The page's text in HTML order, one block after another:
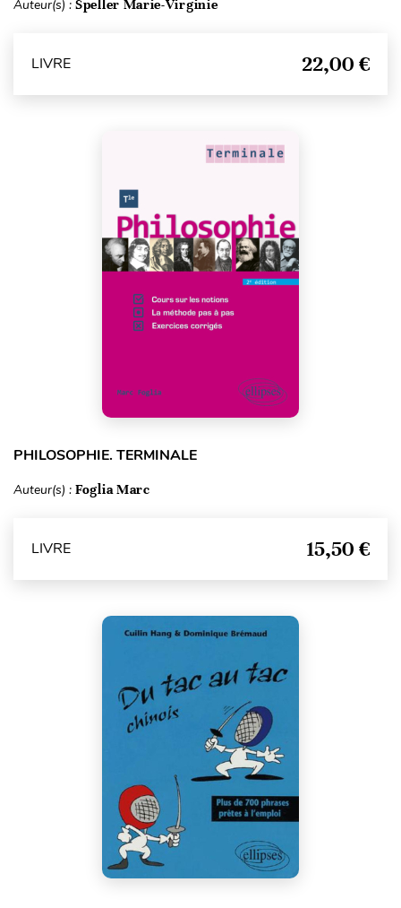
Auteur(s) : Speller Marie-Virginie
LIVRE 22,00 €
PHILOSOPHIE. TERMINALE
Auteur(s) : Foglia Marc
LIVRE 15,50 €